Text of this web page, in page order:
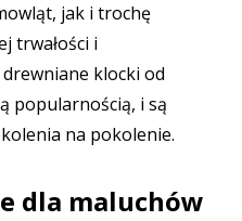
jak i trochę
trwałości i
klocki od
popularnością, i są
na pokolenie.
dla maluchów